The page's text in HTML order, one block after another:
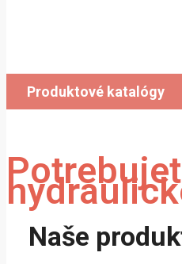
Produktové katalógy
Vyrábame atypické
Naše